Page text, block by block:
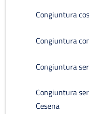
Congiuntura
Congiuntura
Congiuntura
Congiuntura
Cesena